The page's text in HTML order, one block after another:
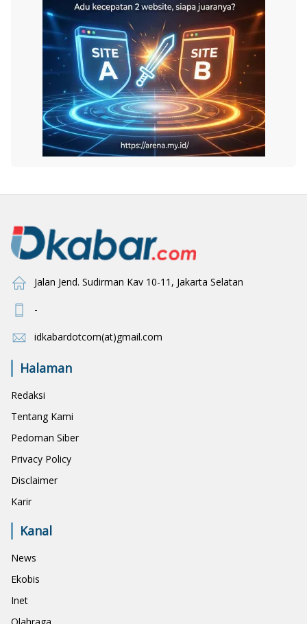
Jalan Jend. Sudirman Kav 10-11, Jakarta Selatan
-
idkabardotcom(at)gmail.com
Halaman
Redaksi
Tentang Kami
Pedoman Siber
Privacy Policy
Disclaimer
Karir
Kanal
News
Ekobis
Inet